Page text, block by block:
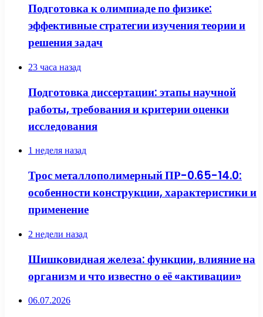
Подготовка к олимпиаде по физике:
эффективные стратегии изучения теории и
решения задач
23 часа назад
Подготовка диссертации: этапы научной
работы, требования и критерии оценки
исследования
1 неделя назад
Трос металлополимерный ПР-0.65-14.0:
особенности конструкции, характеристики и
применение
2 недели назад
Шишковидная железа: функции, влияние на
организм и что известно о её «активации»
06.07.2026